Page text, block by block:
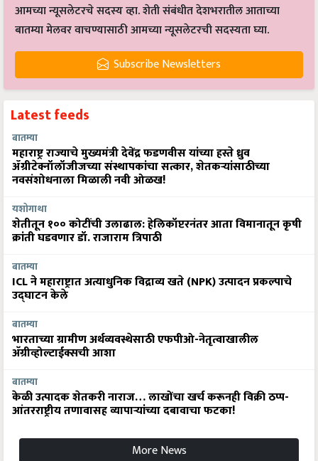
आमच्या न्यूसलेटरचे सदस्य व्हा. शेती संबंधीत देशभरातील आताच्या
बातम्या मेलवर वाचण्यासाठी आमच्या न्यूसलेटरची सदस्यता घ्या.
Subscribe Newsletters
Latest feeds
बातम्या
महाराष्ट्र राज्याचे मुख्यमंत्री देवेंद्र फडणवीस यांच्या हस्ते ध्रुव
ॲग्रीटेक्नॉलॉजीजच्या संस्थापकांचा सत्कार, शेतकऱ्यांसाठीच्या
नवसंशोधनाला मिळाली नवी ओळख!
यशोगाथा
शेतीतून १०० कोटींची उलाढाल: हेलिकॉप्टरनंतर आता विमानातून कृषी
क्रांती घडवणार डॉ. राजाराम त्रिपाठी
बातम्या
ICL ने महाराष्ट्रात अत्याधुनिक विद्राव्य खते (NPK) उत्पादन प्रकल्पाचे
उद्घाटन केले
बातम्या
भारताच्या ग्रामीण अर्थव्यवस्थेसाठी एफपीओ-नेतृत्वाखालील
अ‍ॅग्रीव्होल्टाईक्सची आशा
बातम्या
केळी उत्पादक शेतकरी नाराज… लाखोंचा खर्च करूनही विक्री ठप्प-
आंतरराष्ट्रीय तणावासह व्यापाऱ्यांच्या दबावाचा फटका!
More News